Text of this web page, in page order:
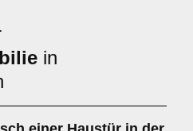
in